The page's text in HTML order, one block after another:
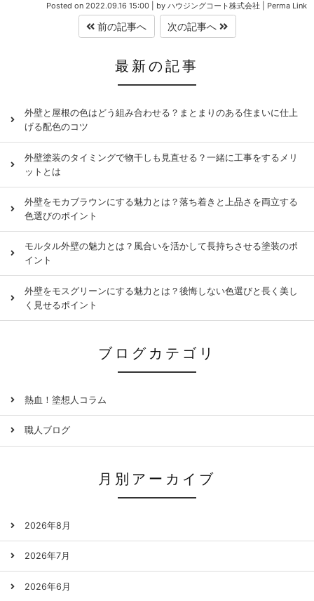
Posted on 2022.09.16 15:00 by ハウジングコート株式会社 Perma Link
前の記事へ 次の記事へ
最新の記事
外壁と屋根の色はどう組み合わせる？まとまりのある住まいに仕上
げる配色のコツ
外壁塗装のタイミングで物干しも見直せる？一緒に工事をするメリ
ットとは
外壁をモカブラウンにする魅力とは？落ち着きと上品さを両立する
色選びのポイント
モルタル外壁の魅力とは？風合いを活かして長持ちさせる塗装のポ
イント
外壁をモスグリーンにする魅力とは？後悔しない色選びと長く美し
く見せるポイント
ブログカテゴリ
熱血！塗想人コラム
職人ブログ
月別アーカイブ
2026年8月
2026年7月
2026年6月